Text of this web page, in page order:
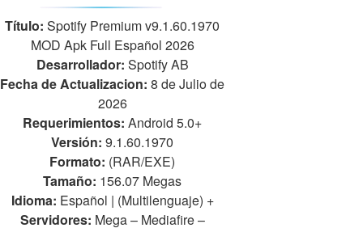
Título: Spotify Premium v9.1.60.1970
MOD Apk Full Español 2026
Desarrollador: Spotify AB
Fecha de Actualizacion: 8 de Julio de
2026
Requerimientos: Android 5.0+
Versión:9.1.60.1970
Formato: (RAR/EXE)
Tamaño: 156.07 Megas
Idioma: Español | (Multilenguaje) +
Servidores: Mega – Mediafire –